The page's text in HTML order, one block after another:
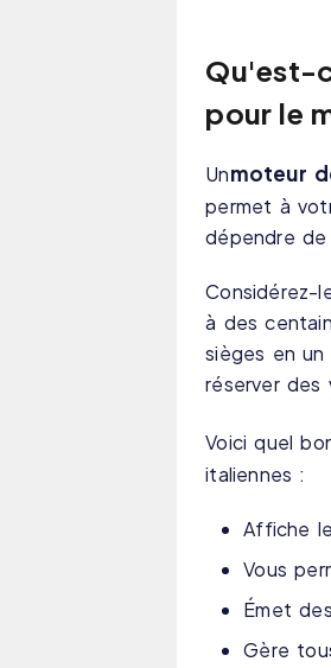
Qu'est-
pour le
Unmoteur
permet à
dépendre
Considérez-
à des
sièges en
réserver des
Voici quel
italiennes :
Affiche
Vous
Émet
Gère